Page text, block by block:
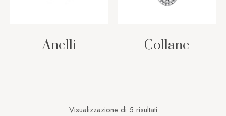
Anelli Collane
Visualizzazione di 5 risultati